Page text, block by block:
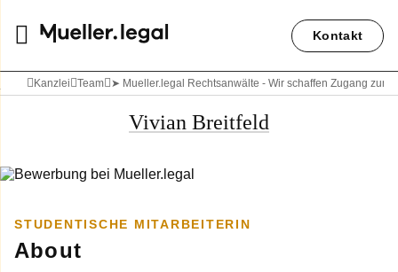
Kontakt
Kanzlei Team ➤ Mueller.legal Rechtsanwälte - Wir schaffen Zugang zum
Vivian Breitfeld
STUDENTISCHE MITARBEITERIN
About